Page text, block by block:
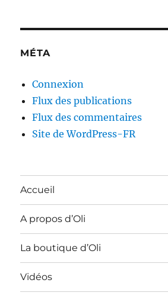
MÉTA
Connexion
Flux des publications
Flux des commentaires
Site de WordPress-FR
Accueil
A propos d’Oli
La boutique d’Oli
Vidéos